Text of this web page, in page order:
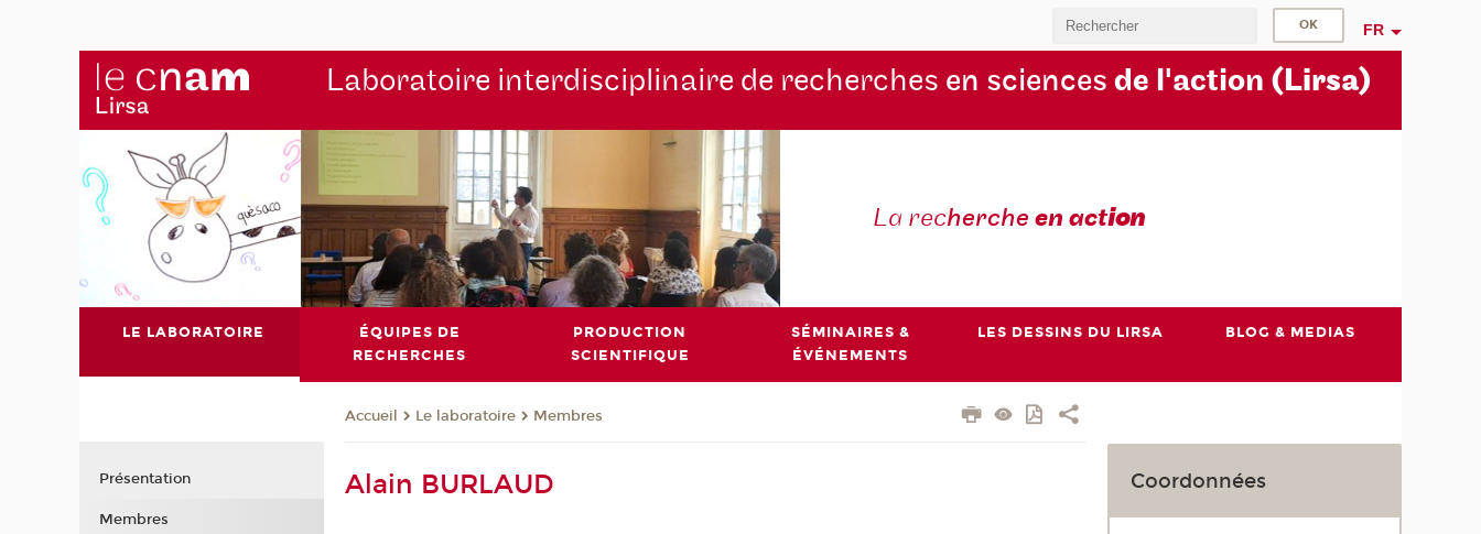
FR
Laboratoire interdisciplinaire de recherches en sciences de l'action (Lirsa)
La recherche en action
LE LABORATOIRE
ÉQUIPES DE
RECHERCHES
PRODUCTION
SCIENTIFIQUE
SÉMINAIRES &
ÉVÉNEMENTS
LES DESSINS DU LIRSA BLOG & MEDIAS
Accueil Le laboratoire Membres
Alain BURLAUD Coordonnées
Présentation
Membres